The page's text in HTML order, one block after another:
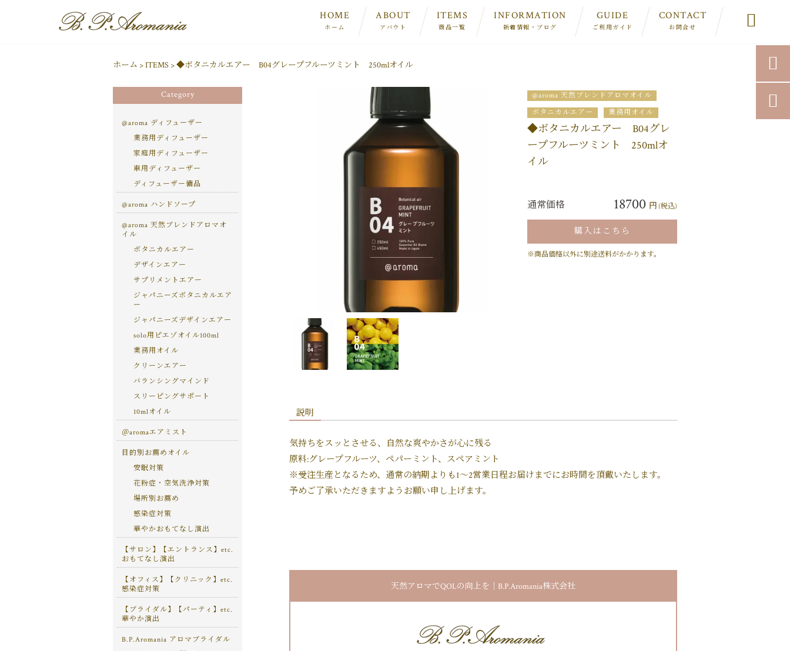
HOME
ホーム
ABOUT
アバウト
ITEMS
商品一覧
INFORMATION
新着情報・ブログ
GUIDE
ご利用ガイド
CONTACT
お問合せ 
ホーム >ITEMS >◆ボタニカルエアー B04グレープフルーツミント 250mlオイル
@aroma 天然ブレンドアロマオイル
ボタニカルエアー
業務用オイル
◆ボタニカルエアー B04グレ
ープフルーツミント 250mlオ
イル
通常価格 18700 円 (税込)
購入はこちら
※商品価格以外に別途送料がかかります。
説明
気持ちをスッとさせる、自然な爽やかさが心に残る
原料:グレープフルーツ、ペパーミント、スペアミント
※受注生産となるため、通常の納期よりも1～2営業日程お届けまでにお時間を頂戴いたします。
予めご了承いただきますようお願い申し上げます。
天然アロマでQOLの向上を｜B.P.Aromania株式会社
Category
@aroma ディフューザー
業務用ディフューザー
家庭用ディフューザー
車用ディフューザー
ディフューザー備品
@aroma ハンドソープ
@aroma 天然ブレンドアロマオ
イル
ボタニカルエアー
デザインエアー
サプリメントエアー
ジャパニーズボタニカルエア
ー
ジャパニーズデザインエアー
solo用ピエゾオイル100ml
業務用オイル
クリーンエアー
バランシングマインド
スリーピングサポート
10mlオイル
＠aromaエアミスト
目的別お薦めオイル
安眠対策
花粉症・空気洗浄対策
場所別お薦め
感染症対策
華やかおもてなし演出
【サロン】【エントランス】etc.
おもてなし演出
【オフィス】【クリニック】etc.
感染症対策
【ブライダル】【パーティ】etc.
華やか演出
B.P.Aromania アロマブライダル

